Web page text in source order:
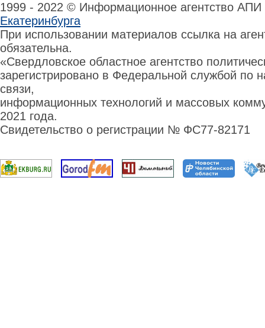
1999 - 2022 © Информационное агентство
Екатеринбурга
При использовании материалов ссылка на
обязательна.
«Свердловское областное агентство
зарегистрировано в Федеральной службой по
связи,
информационных технологий и массовых
2021 года.
Свидетельство о регистрации № ФС77-82171